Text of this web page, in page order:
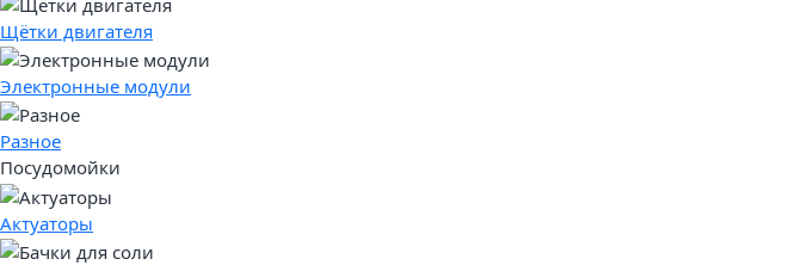
Щётки двигателя
Электронные модули
Разное
Посудомойки
Актуаторы